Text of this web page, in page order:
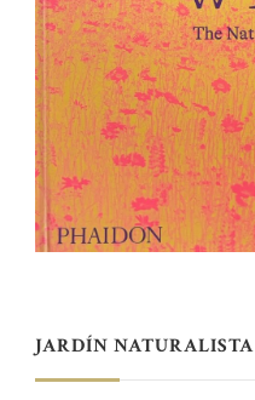
JARDÍN NATURALISTA